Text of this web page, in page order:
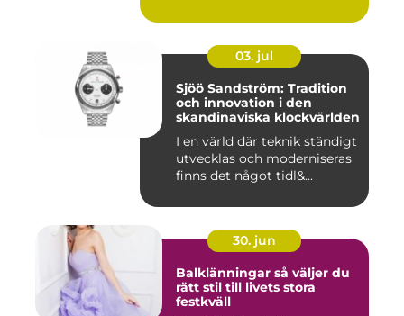
03. jul
Sjöö Sandström: Tradition
och innovation i den
skandinaviska klockvärlden
I en värld där teknik ständigt
utvecklas och moderniseras
finns det något tidl&...
30. jun
Balklänningar så väljer du
rätt stil till livets stora
festkväll